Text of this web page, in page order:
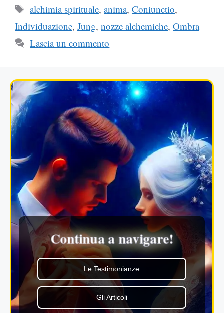
Tag
alchimia spirituale,anima,Coniunctio,
Individuazione, Jung, nozze alchemiche, Ombra
Lascia un commento
Continua a navigare!
Le Testimonianze
Gli Articoli